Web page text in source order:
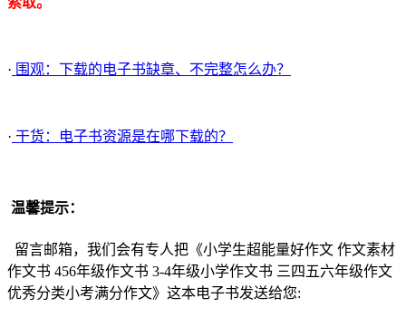
· 围观：下载的电子书缺章、不完整怎么办？
· 干货：电子书资源是在哪下载的？
温馨提示：
留言邮箱，我们会有专人把《小学生超能量好作文 作文素材
作文书 456年级作文书 3-4年级小学作文书 三四五六年级作文
优秀分类小考满分作文》这本电子书发送给您: